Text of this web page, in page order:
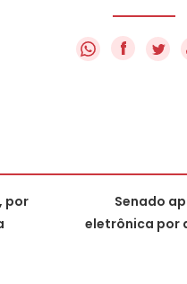
f
por
Senado
eletrônica por